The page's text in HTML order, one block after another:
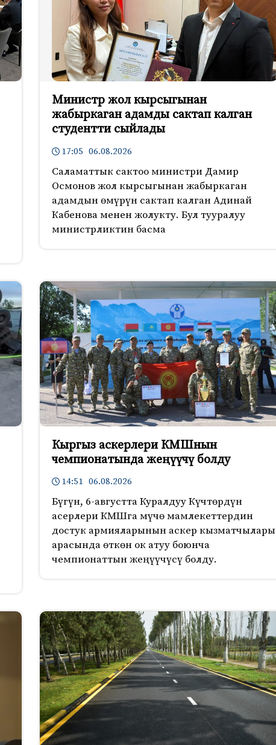
Министр жол кырсыгынан
жабыркаган адамды сактап калган
студентти сыйлады
17:05 06.08.2026
Саламаттык сактоо министри Дамир
Осмонов жол кырсыгынан жабыркаган
адамдын өмүрүн сактап калган Адинай
Кабенова менен жолукту. Бул тууралуу
министрликтин басма
Кыргыз аскерлери КМШнын
чемпионатында жеңүүчү болду
14:51 06.08.2026
Бүгүн, 6-августта Куралдуу Күчтөрдүн
асерлери КМШга мүчө мамлекеттердин
достук армияларынын аскер кызматчылары
арасында өткөн ок атуу боюнча
чемпионаттын жеңүүчүсү болду.